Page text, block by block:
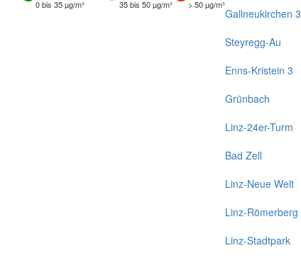
0 bis 35 µg/m³
35 bis 50 µg/m³ > 50 µg/m³
Gallneukirchen 3
Steyregg-Au
Enns-Kristein 3
Grünbach
Linz-24er-Turm
Bad Zell
Linz-Neue Welt
Linz-Römerberg
Linz-Stadtpark